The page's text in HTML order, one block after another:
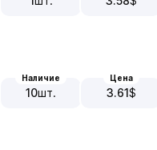
Наличие
10шт.
Цена
3.61$